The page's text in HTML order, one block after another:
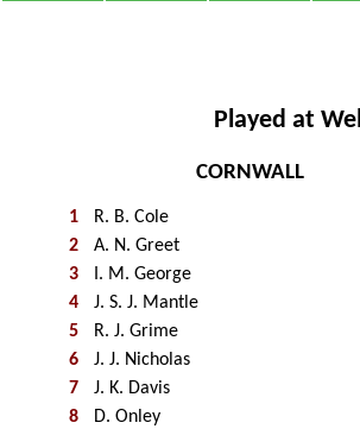
Played at
CORNWALL
1 R. B. Cole
2
A. N. Greet
3
I. M. George
4
J. S. J. Mantle
5
R. J. Grime
6
J. J. Nicholas
7
J. K. Davis
8
D. Onley